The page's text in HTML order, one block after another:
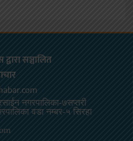
सञ्चालित
नगरपालिका-७सप्तरी
वडा नम्बर-५ सिरहा